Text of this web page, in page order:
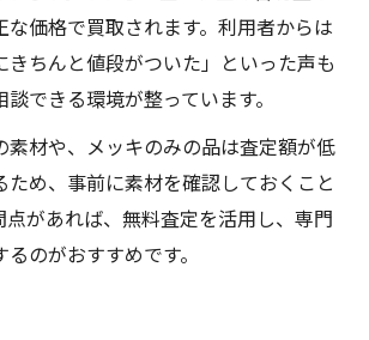
な価格で買取されます。利用者からは
きちんと値段がついた」といった声も
できる環境が整っています。
素材や、メッキのみの品は査定額が低
ため、事前に素材を確認しておくこと
点があれば、無料査定を活用し、専門
のがおすすめです。